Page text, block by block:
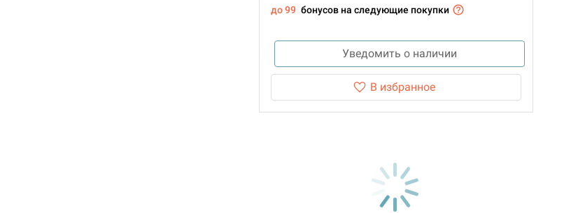
до 99 бонусов на следующие покупки
Уведомить о наличии
В избранное